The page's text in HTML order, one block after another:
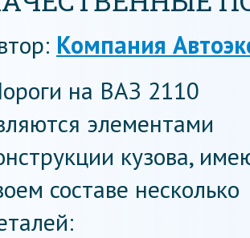
Компания
на ВАЗ 2110
элементами
кузова,
составе несколько